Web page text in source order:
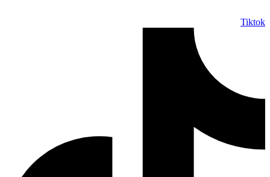
Tiktok